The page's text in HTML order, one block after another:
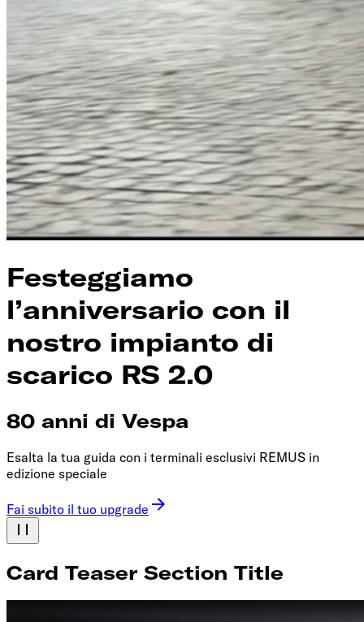
Festeggiamo
l’anniversario con il
nostro impianto di
scarico RS 2.0
80 anni di Vespa
Esalta la tua guida con i terminali esclusivi REMUS in
edizione speciale
Fai subito il tuo upgrade
Card Teaser Section Title